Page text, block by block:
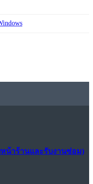
หน้าร้านและรับงานซ่อม)